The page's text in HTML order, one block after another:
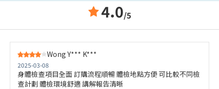
4.0/5
Wong Y*** K***
2025-03-08
身體檢查項目全面 訂購流程順暢 體檢地點方便 可比較不同檢
查計劃 體檢環境舒適​ 講解報告清晰